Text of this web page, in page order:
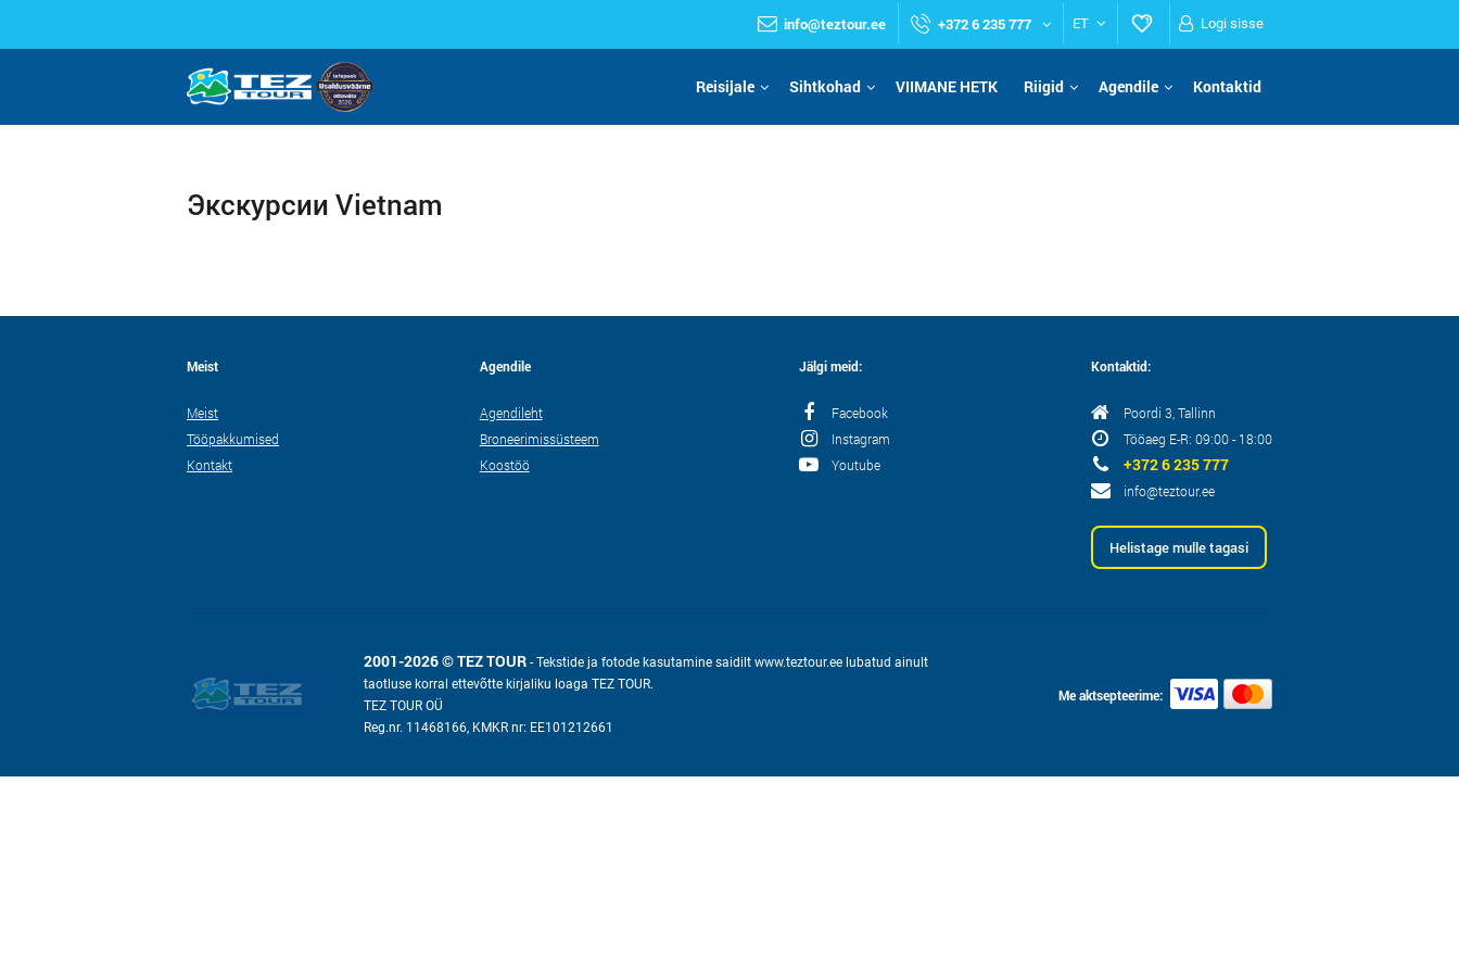
info@teztour.ee +372 6 235 777 ET Logi sisse
Reisijale Sihtkohad VIIMANE HETK Riigid Agendile Kontaktid
Экскурсии Vietnam
Meist
Meist
Tööpakkumised
Kontakt
Agendile
Agendileht
Broneerimissüsteem
Koostöö
Jälgi meid:
Facebook
Instagram
Youtube
Kontaktid:
Poordi 3, Tallinn
Tööaeg E-R: 09:00 - 18:00
+372 6 235 777
info@teztour.ee
Helistage mulle tagasi
2001-2026 © TEZ TOUR - Tekstide ja fotode kasutamine saidilt www.teztour.ee lubatud ainult
taotluse korral ettevõtte kirjaliku loaga TEZ TOUR.
TEZ TOUR OÜ
Reg.nr. 11468166, KMKR nr: EE101212661
Me aktsepteerime: